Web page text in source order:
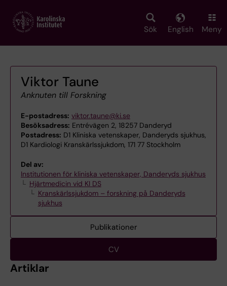
main
Sök English Meny
Viktor Taune
Anknuten till Forskning
E-postadress: viktor.taune@ki.se
Besöksadress: Entrévägen 2, 18257 Danderyd
Postadress: D1 Kliniska vetenskaper, Danderyds sjukhus,
D1 Kardiologi Kranskärlssjukdom, 171 77 Stockholm
Del av:
Institutionen för kliniska vetenskaper, Danderyds sjukhus
Hjärtmedicin vid KI DS
Kranskärlssjukdom – forskning på Danderyds
sjukhus
Publikationer
CV
Artiklar